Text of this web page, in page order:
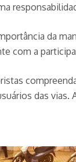
da
com a
das vias.